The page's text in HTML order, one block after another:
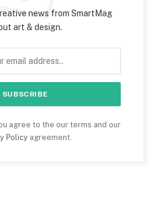
news from SmartMag
art & design.
agree to the our terms and our
Policyagreement.